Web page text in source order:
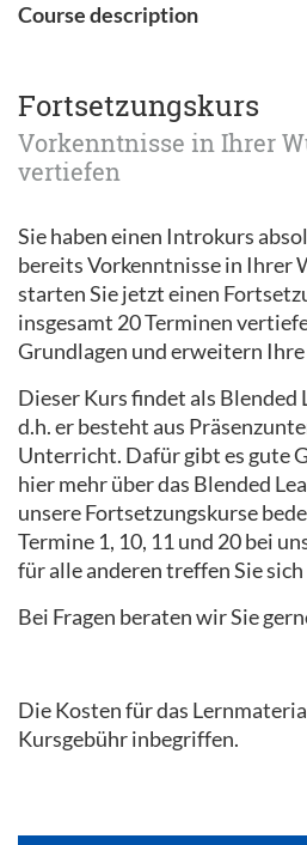
Course description
Fortsetzungskurs
Vorkenntnisse in Ihrer
vertiefen
Sie haben einen Introkurs
bereits Vorkenntnisse in Ihrer
starten Sie jetzt einen
insgesamt 20 Terminen
Grundlagen und erweitern
Dieser Kurs findet als
d.h. er besteht aus
Unterricht. Dafür gibt es gute
hier mehr über das Blended
unsere Fortsetzungskurse
Termine 1, 10, 11 und 20 bei
für alle anderen treffen Sie
Bei Fragen beraten wir Sie
Die Kosten für das
Kursgebühr inbegriffen.